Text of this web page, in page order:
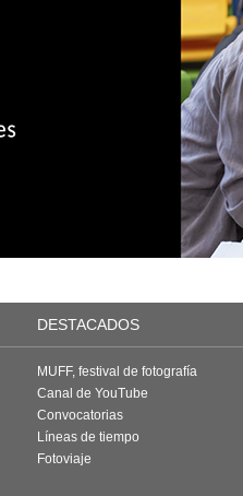
DESTACADOS
MUFF, festival de fotografía
Canal de YouTube
Convocatorias
Líneas de tiempo
Fotoviaje